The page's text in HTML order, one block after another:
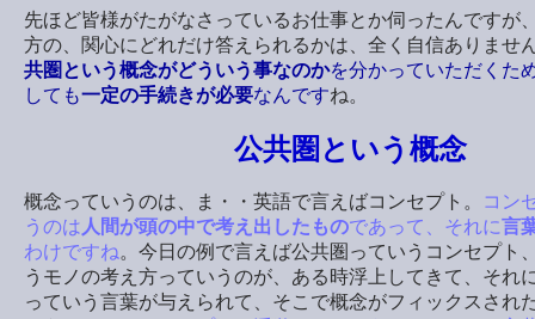
先ほど皆様がたがなさっているお仕事とか伺ったんですが
方の、関心にどれだけ答えられるかは、全く自信ありませ
共圏という概念がどういう事なのかを分かっていただくた
しても一定の手続きが必要なんですね。
公共圏という概念
概念っていうのは、ま・・英語で言えばコンセプト。
コン
うのは 人間が頭の中で考え出したものであって、それに言
わけですね。今日の例で言えば公共圏っていうコンセプト
うモノの考え方っていうのが、ある時浮上してきて、それ
っていう言葉が与えられて、そこで概念がフィックスされ